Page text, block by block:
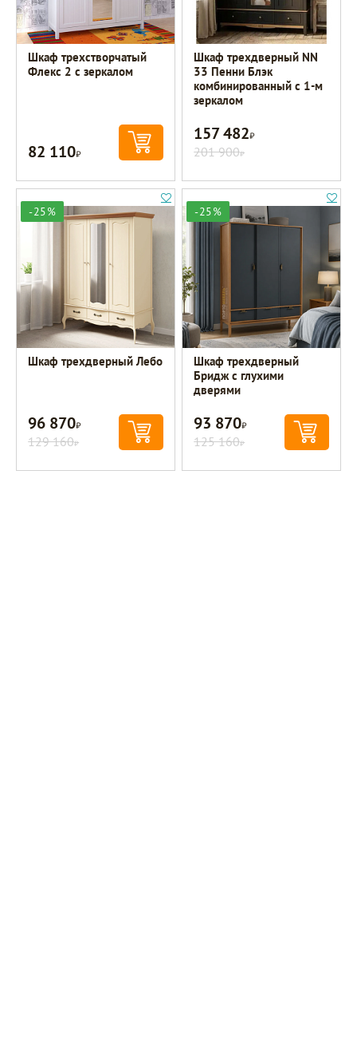
Шкаф трехстворчатый
Флекс 2 с зеркалом
82 110Р
Шкаф трехдверный NN
33 Пенни Блэк
комбинированный с 1-м
зеркалом
157 482Р
201 900Р
-25%
Шкаф трехдверный Лебо
96 870Р
129 160Р
-25%
Шкаф трехдверный
Бридж с глухими
дверями
93 870Р
125 160Р